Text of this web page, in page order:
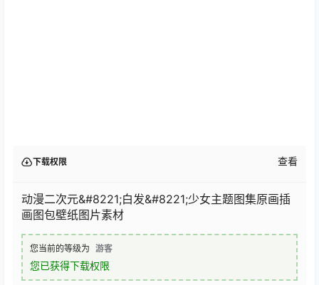
下载权限 查看
动漫二次元&#8221;白发&#8221;少女主题图集原画插
画图包壁纸图片素材
您当前的等级为 游客
您已获得下载权限